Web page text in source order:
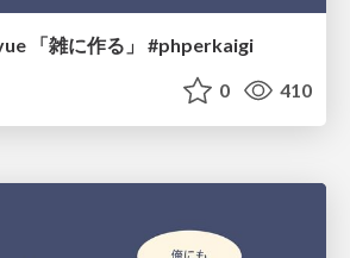
「雑に作る」 #phperkaigi
0 410